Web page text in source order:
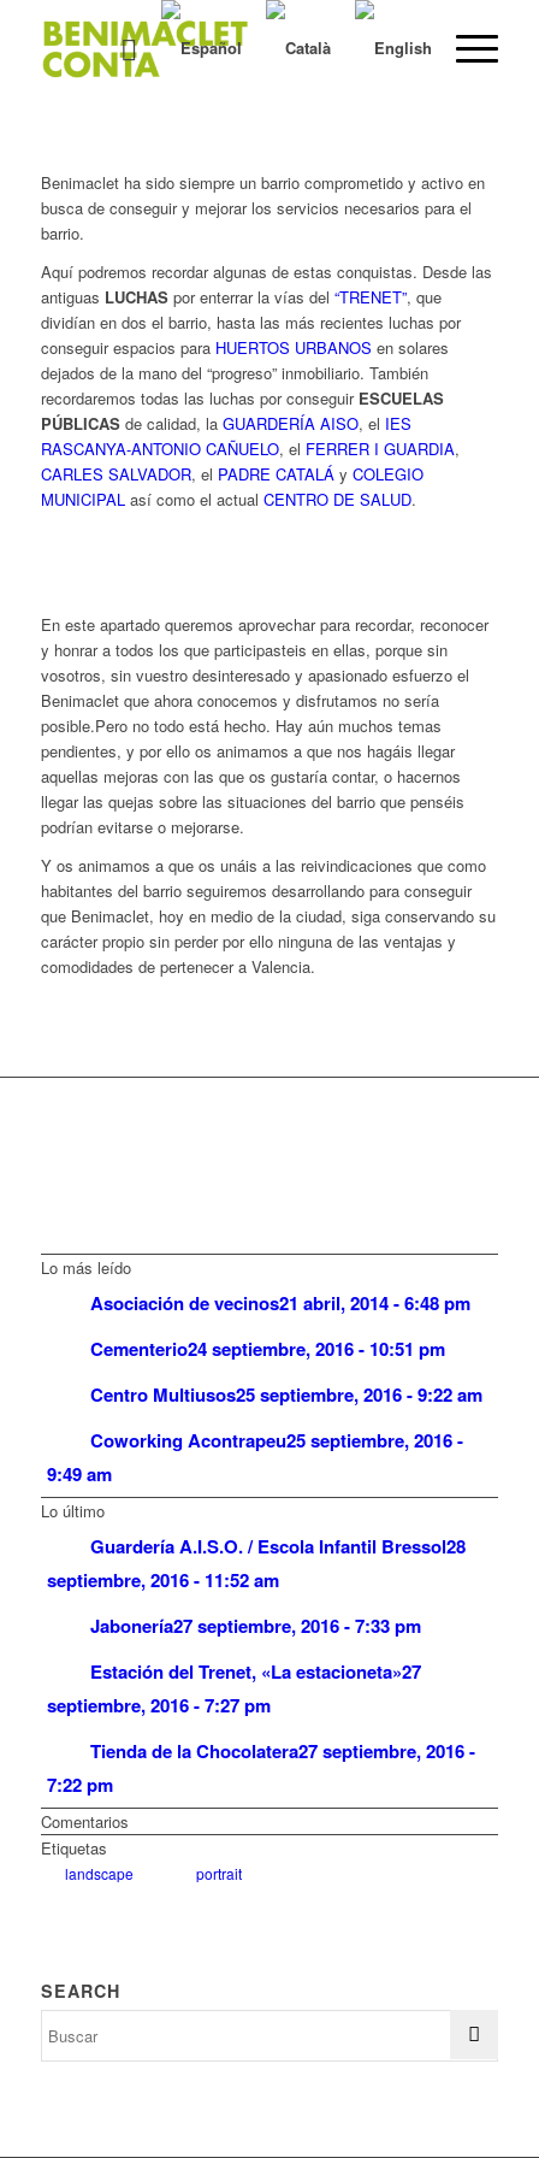
Benimaclet ha sido siempre un barrio comprometido y activo en
busca de conseguir y mejorar los servicios necesarios para el
barrio.
Aquí podremos recordar algunas de estas conquistas. Desde las
antiguas LUCHASpor enterrar la vías del “TRENET”, que
dividían en dos el barrio, hasta las más recientes luchas por
conseguir espacios para HUERTOS URBANOS en solares
dejados de la mano del “progreso” inmobiliario. También
recordaremos todas las luchas por conseguir ESCUELAS
PÚBLICASde calidad, la GUARDERÍA AISO, el IES
RASCANYA-ANTONIO CAÑUELO, el FERRER I GUARDIA,
CARLES SALVADOR, el PADRE CATALÁy COLEGIO
MUNICIPALasí como el actual CENTRO DE SALUD.
En este apartado queremos aprovechar para recordar, reconocer
y honrar a todos los que participasteis en ellas, porque sin
vosotros, sin vuestro desinteresado y apasionado esfuerzo el
Benimaclet que ahora conocemos y disfrutamos no sería
posible.Pero no todo está hecho. Hay aún muchos temas
pendientes, y por ello os animamos a que nos hagáis llegar
aquellas mejoras con las que os gustaría contar, o hacernos
llegar las quejas sobre las situaciones del barrio que penséis
podrían evitarse o mejorarse.
Y os animamos a que os unáis a las reivindicaciones que como
habitantes del barrio seguiremos desarrollando para conseguir
que Benimaclet, hoy en medio de la ciudad, siga conservando su
carácter propio sin perder por ello ninguna de las ventajas y
comodidades de pertenecer a Valencia.
Lo más leído
Asociación de vecinos21 abril, 2014 - 6:48 pm
Cementerio24 septiembre, 2016 - 10:51 pm
Centro Multiusos25 septiembre, 2016 - 9:22 am
Coworking Acontrapeu25 septiembre, 2016 -
9:49 am
Lo último
Guardería A.I.S.O. / Escola Infantil Bressol28
septiembre, 2016 - 11:52 am
Jabonería27 septiembre, 2016 - 7:33 pm
Estación del Trenet, «La estacioneta»27
septiembre, 2016 - 7:27 pm
Tienda de la Chocolatera27 septiembre, 2016 -
7:22 pm
Comentarios
Etiquetas
landscape portrait
SEARCH